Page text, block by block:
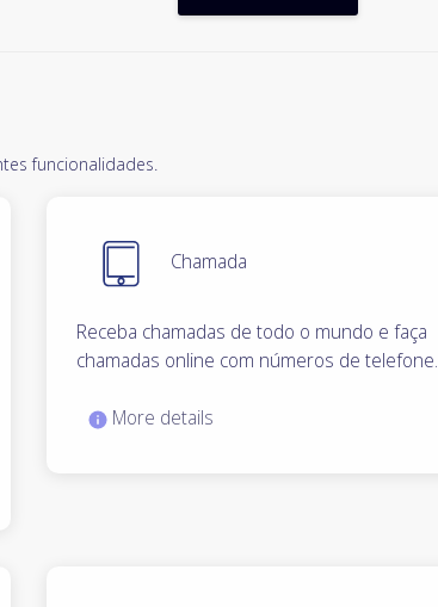
funcionalidades.
Chamada
Receba chamadas de todo o mundo e faça
chamadas online com números de telefone.
More details